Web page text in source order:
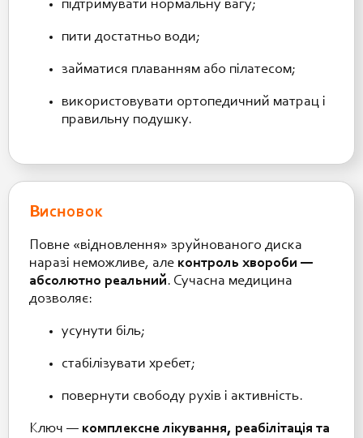
підтримувати нормальну вагу;
пити достатньо води;
займатися плаванням або пілатесом;
використовувати ортопедичний матрац і
правильну подушку.
Висновок
Повне «відновлення» зруйнованого диска
наразі неможливе, але контроль хвороби —
абсолютно реальний. Сучасна медицина
дозволяє:
усунути біль;
стабілізувати хребет;
повернути свободу рухів і активність.
Ключ — комплексне лікування, реабілітація та